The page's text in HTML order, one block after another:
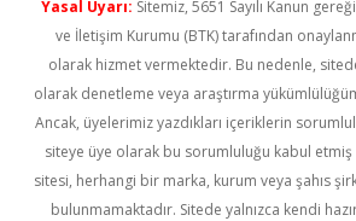
Yasal Uyarı: Sitemiz, 5651 Sayılı Kanun
ve İletişim Kurumu (BTK) tarafından
olarak hizmet vermektedir. Bu nedenle,
olarak denetleme veya araştırma
Ancak, üyelerimiz yazdıkları içeriklerin
siteye üye olarak bu sorumluluğu kabul etmiş
sitesi, herhangi bir marka, kurum veya şahıs
bulunmamaktadır. Sitede yalnızca kendi